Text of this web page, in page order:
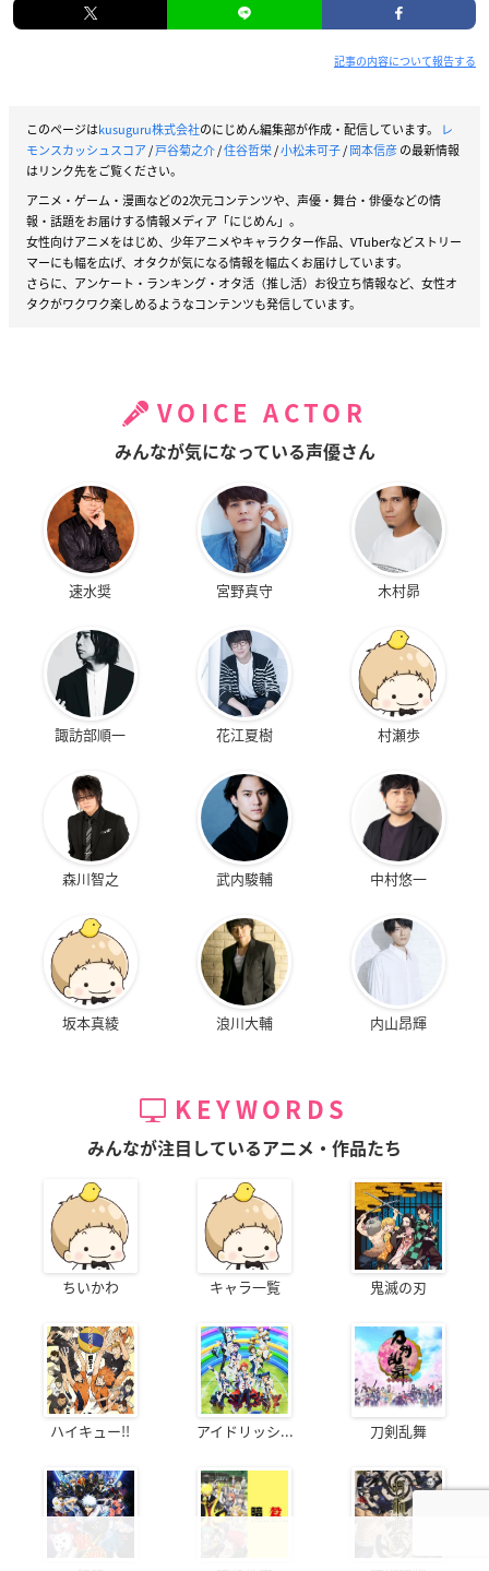
記事の内容について報告する
このページはkusuguru株式会社のにじめん編集部が作成・配信しています。
レ
モンスカッシュスコア/戸谷菊之介/住谷哲栄/小松未可子/岡本信彦の最新情報
はリンク先をご覧ください。
アニメ・ゲーム・漫画などの2次元コンテンツや、声優・舞台・俳優などの情
報・話題をお届けする情報メディア「にじめん」。
女性向けアニメをはじめ、少年アニメやキャラクター作品、VTuberなどストリー
マーにも幅を広げ、オタクが気になる情報を幅広くお届けしています。
さらに、アンケート・ランキング・オタ活（推し活）お役立ち情報など、女性オ
タクがワクワク楽しめるようなコンテンツも発信しています。
VOICE ACTOR
みんなが気になっている声優さん
速水奨 宮野真守 木村昴
諏訪部順一 花江夏樹 村瀬歩
森川智之 武内駿輔 中村悠一
坂本真綾 浪川大輔 内山昂輝
KEYWORDS
みんなが注目しているアニメ・作品たち
ちいかわ キャラ一覧 鬼滅の刃
ハイキュー!! アイドリッシ... 刀剣乱舞